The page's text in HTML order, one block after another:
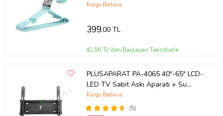
Kargo Bedava
399,00 TL
42,56 TL'den Başlayan Taksitlerle
PLUSAPARAT PA-4065 40"-65" LCD-
LED TV Sabit Askı Aparatı + Su
Terazili
(5)
Kargo Bedava